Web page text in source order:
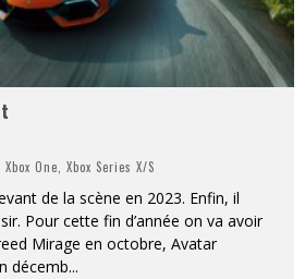
Xbox One, Xbox Series X/S
de la scène en 2023. Enfin, il
Pour cette fin d’année on va avoir
Mirage en octobre, Avatar
décemb...